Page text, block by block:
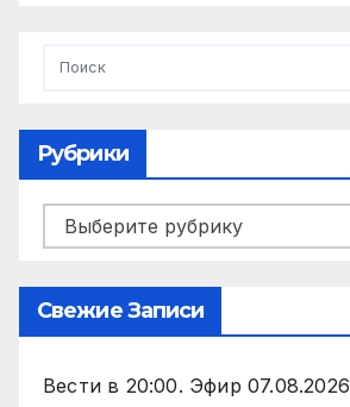
Рубрики
Рубрики
Свежие Записи
Вести в 20:00. Эфир 07.08.2026